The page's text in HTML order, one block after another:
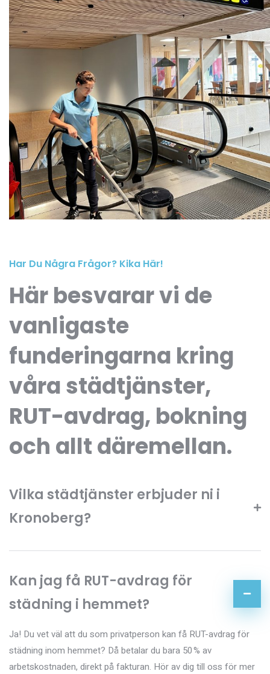
Har Du Några Frågor? Kika Här!
Här besvarar vi de
vanligaste
funderingarna kring
våra städtjänster,
RUT-avdrag, bokning
och allt däremellan.
Vilka städtjänster erbjuder ni i
Kronoberg?
Kan jag få RUT-avdrag för
städning i hemmet?
Ja! Du vet väl att du som privatperson kan få RUT-avdrag för
städning inom hemmet? Då betalar du bara 50 % av
arbetskostnaden, direkt på fakturan. Hör av dig till oss för mer